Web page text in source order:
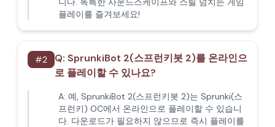
플레이를 즐겨보세요!
#2 Q: SprunkiBot 2(스프런키봇 2)를 온라인으
로 플레이할 수 있나요?
A: 예, SprunkiBot 2(스프런키봇 2)는 Sprunki(스
프런키) OC에서 온라인으로 플레이할 수 있습니
다. 다운로드가 필요하지 않으므로 즉시 플레이를